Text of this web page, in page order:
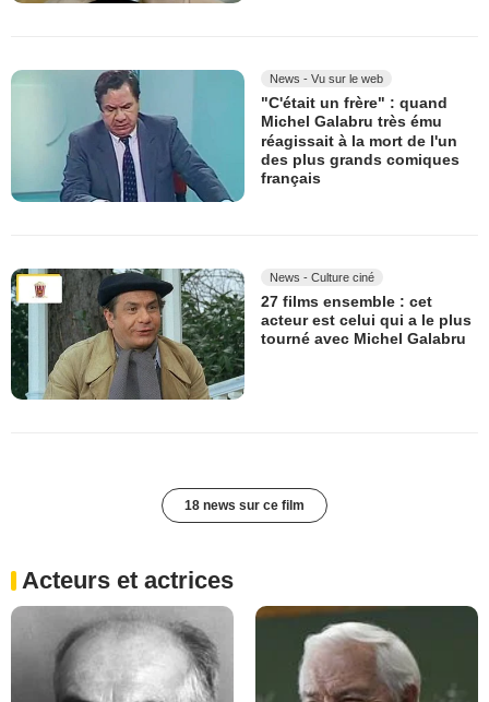
News - Vu sur le web
"C'était un frère" : quand
Michel Galabru très ému
réagissait à la mort de l'un
des plus grands comiques
français
News - Culture ciné
27 films ensemble : cet
acteur est celui qui a le plus
tourné avec Michel Galabru
18 news sur ce film
Acteurs et actrices